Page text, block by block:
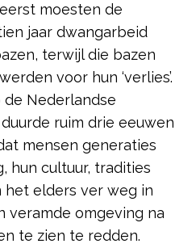
moesten de
jaar dwangarbeid
terwijl die bazen
voor hun ‘verlies’.
de Nederlandse
ruim drie eeuwen
mensen generaties
hun cultuur, tradities
elders ver weg in
veramde omgeving na
te zien te redden.